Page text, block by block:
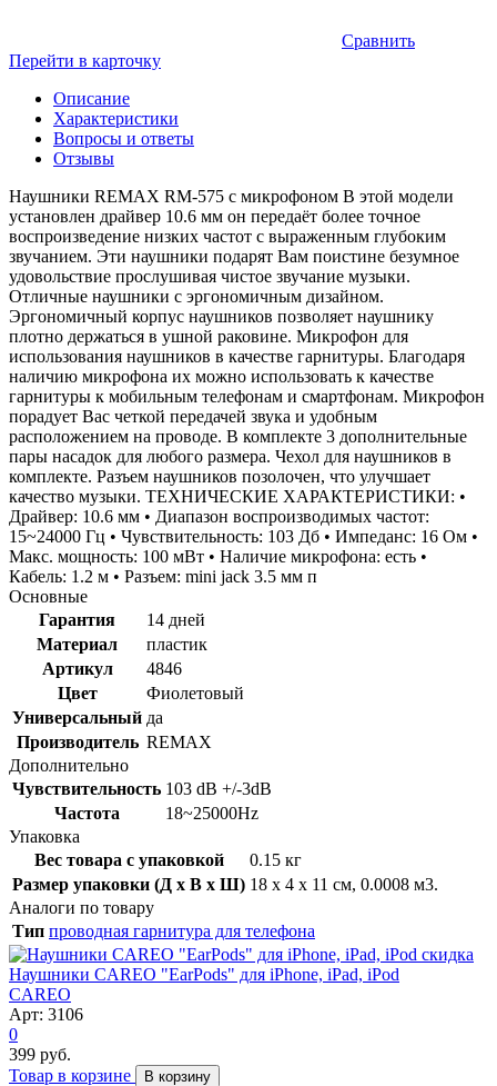
Сравнить
Перейти в карточку
Описание
Характеристики
Вопросы и ответы
Отзывы
Наушники REMAX RM-575 с микрофоном В этой модели
установлен драйвер 10.6 мм он передаёт более точное
воспроизведение низких частот с выраженным глубоким
звучанием. Эти наушники подарят Вам поистине безумное
удовольствие прослушивая чистое звучание музыки.
Отличные наушники с эргономичным дизайном.
Эргономичный корпус наушников позволяет наушнику
плотно держаться в ушной раковине. Микрофон для
использования наушников в качестве гарнитуры. Благодаря
наличию микрофона их можно использовать к качестве
гарнитуры к мобильным телефонам и смартфонам. Микрофон
порадует Вас четкой передачей звука и удобным
расположением на проводе. В комплекте 3 дополнительные
пары насадок для любого размера. Чехол для наушников в
комплекте. Разъем наушников позолочен, что улучшает
качество музыки. ТЕХНИЧЕСКИЕ ХАРАКТЕРИСТИКИ: •
Драйвер: 10.6 мм • Диапазон воспроизводимых частот:
15~24000 Гц • Чувствительность: 103 Дб • Импеданс: 16 Ом •
Макс. мощность: 100 мВт • Наличие микрофона: есть •
Кабель: 1.2 м • Разъем: mini jack 3.5 мм п
Основные
Гарантия
14 дней
Материал
пластик
Артикул
4846
Цвет
Фиолетовый
Универсальный да
Производитель REMAX
Дополнительно
Чувствительность 103 dB +/-3dB
Частота
18~25000Hz
Упаковка
Вес товара с упаковкой
0.15 кг
Размер упаковки (Д x В x Ш) 18 x 4 x 11 см, 0.0008 м3.
Аналоги по товару
Тип проводная гарнитура для телефона
скидка
Наушники CAREO "EarPods" для iPhone, iPad, iPod
CAREO
Арт: 3106
0
399 руб.
Товар в корзине
В корзину